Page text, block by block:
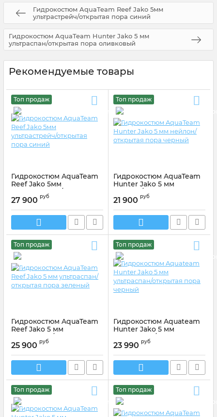
Гидрокостюм AquaTeam Reef Jako 5мм
ультрастрейч/открытая пора синий
Гидрокостюм AquaTeam Hunter Jako 5 мм
ультраспан/открытая пора оливковый
Рекомендуемые товары
Топ продаж
Гидрокостюм AquaTeam
Reef Jako 5мм
ультрастрейч/открытая
пора синий
Артикул:Артикул:0120
27 900 руб
Топ продаж
Гидрокостюм AquaTeam
Hunter Jako 5 мм
нейлон/открытая пора
черный
21 900 руб
Топ продаж
Гидрокостюм AquaTeam
Reef Jako 5 мм
ультраспан/открытая
пора зеленый
25 900 руб
Топ продаж
Гидрокостюм Aquateam
Hunter Jako 5 мм
ультраспан/открытая
пора черный
23 990 руб
Топ продаж Топ продаж